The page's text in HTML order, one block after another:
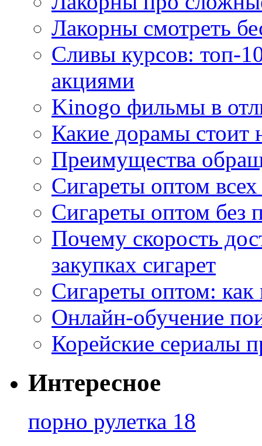
Лакорны смотреть
Сливы курсов: топ-
акциями
Kinogo фильмы в
Какие дорамы стоит
Преимущества
Сигареты оптом
Сигареты оптом без
Почему скорость
закупках сигарет
Сигареты оптом:
Онлайн-обучение
Корейские сериалы
Интересное
порно рулетка 18